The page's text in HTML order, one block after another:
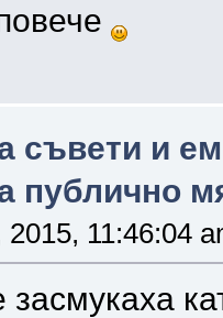
съвети и
публично
11:46:04
засмукаха